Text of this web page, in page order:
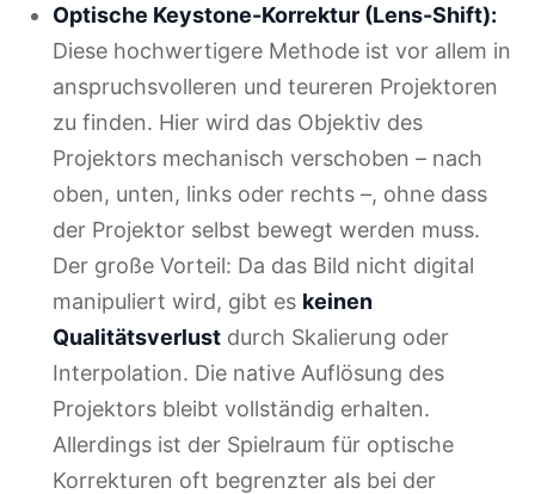
Optische Keystone-Korrektur (Lens-Shift):
Diese hochwertigere Methode ist vor allem in
anspruchsvolleren und teureren Projektoren
zu finden. Hier wird das Objektiv des
Projektors mechanisch verschoben – nach
oben, unten, links oder rechts –, ohne dass
der Projektor selbst bewegt werden muss.
Der große Vorteil: Da das Bild nicht digital
manipuliert wird, gibt es keinen
Qualitätsverlust durch Skalierung oder
Interpolation. Die native Auflösung des
Projektors bleibt vollständig erhalten.
Allerdings ist der Spielraum für optische
Korrekturen oft begrenzter als bei der